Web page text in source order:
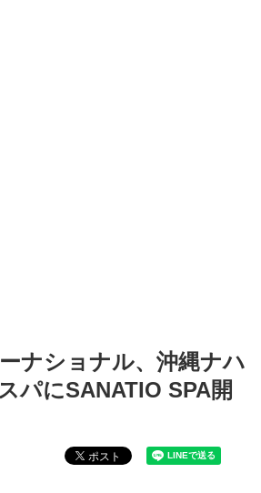
ナショナル、沖縄ナハ
パにSANATIO SPA開
ポスト